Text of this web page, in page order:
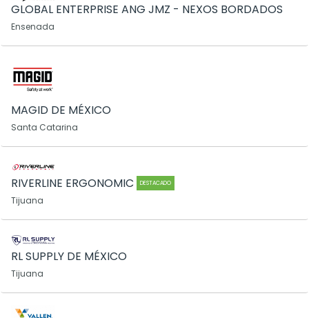
GLOBAL ENTERPRISE ANG JMZ - NEXOS BORDADOS
Ensenada
MAGID DE MÉXICO
Santa Catarina
RIVERLINE ERGONOMIC DESTACADO
Tijuana
RL SUPPLY DE MÉXICO
Tijuana